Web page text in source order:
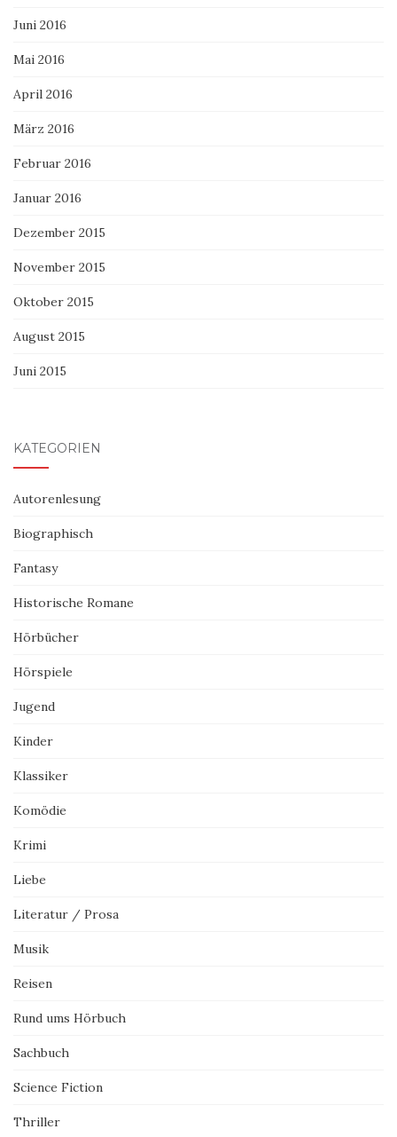
Juni 2016
Mai 2016
April 2016
März 2016
Februar 2016
Januar 2016
Dezember 2015
November 2015
Oktober 2015
August 2015
Juni 2015
KATEGORIEN
Autorenlesung
Biographisch
Fantasy
Historische Romane
Hörbücher
Hörspiele
Jugend
Kinder
Klassiker
Komödie
Krimi
Liebe
Literatur / Prosa
Musik
Reisen
Rund ums Hörbuch
Sachbuch
Science Fiction
Thriller